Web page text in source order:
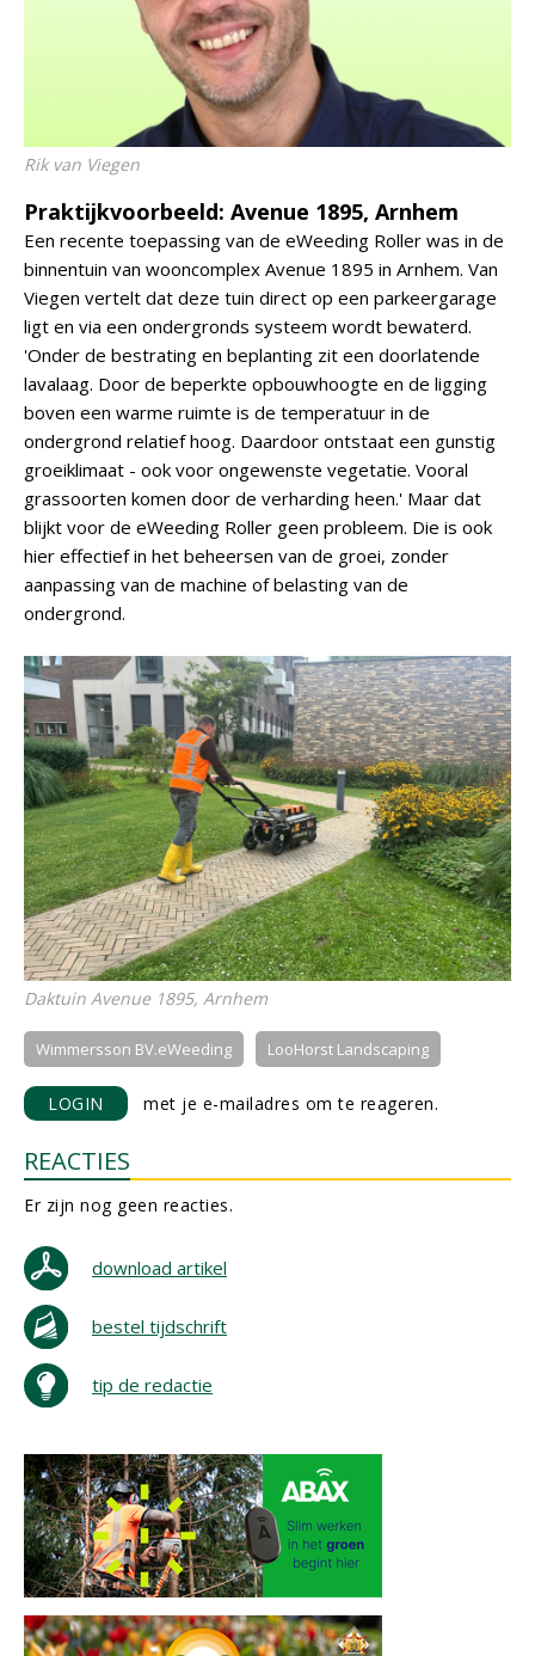
Rik van Viegen
Praktijkvoorbeeld: Avenue 1895, Arnhem
Een recente toepassing van de eWeeding Roller was in de
binnentuin van wooncomplex Avenue 1895 in Arnhem. Van
Viegen vertelt dat deze tuin direct op een parkeergarage
ligt en via een ondergronds systeem wordt bewaterd.
'Onder de bestrating en beplanting zit een doorlatende
lavalaag. Door de beperkte opbouwhoogte en de ligging
boven een warme ruimte is de temperatuur in de
ondergrond relatief hoog. Daardoor ontstaat een gunstig
groeiklimaat - ook voor ongewenste vegetatie. Vooral
grassoorten komen door de verharding heen.' Maar dat
blijkt voor de eWeeding Roller geen probleem. Die is ook
hier effectief in het beheersen van de groei, zonder
aanpassing van de machine of belasting van de
ondergrond.
Daktuin Avenue 1895, Arnhem
Wimmersson BV.eWeeding LooHorst Landscaping
LOGIN met je e-mailadres om te reageren.
REACTIES
Er zijn nog geen reacties.
download artikel
bestel tijdschrift
tip de redactie